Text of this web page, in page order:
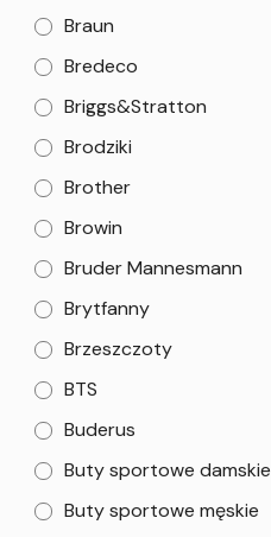
Braun
Bredeco
Briggs&Stratton
Brodziki
Brother
Browin
Bruder Mannesmann
Brytfanny
Brzeszczoty
BTS
Buderus
Buty sportowe damskie
Buty sportowe męskie